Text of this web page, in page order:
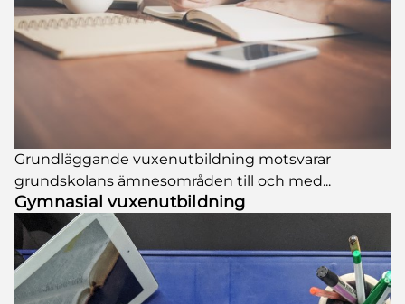
Grundläggande vuxenutbildning motsvarar
grundskolans ämnesområden till och med...
Gymnasial vuxenutbildning